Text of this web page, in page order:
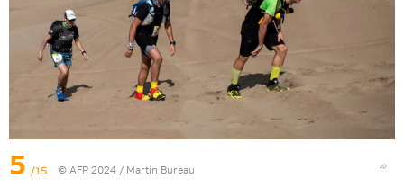
5 /15 © AFP 2024 / Martin Bureau